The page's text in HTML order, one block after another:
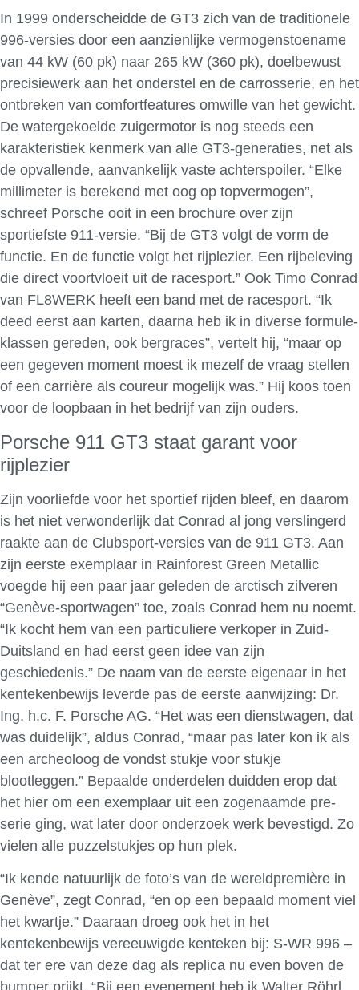
In 1999 onderscheidde de GT3 zich van de traditionele
996-versies door een aanzienlijke vermogenstoename
van 44 kW (60 pk) naar 265 kW (360 pk), doelbewust
precisiewerk aan het onderstel en de carrosserie, en het
ontbreken van comfortfeatures omwille van het gewicht.
De watergekoelde zuigermotor is nog steeds een
karakteristiek kenmerk van alle GT3-generaties, net als
de opvallende, aanvankelijk vaste achterspoiler. “Elke
millimeter is berekend met oog op topvermogen”,
schreef Porsche ooit in een brochure over zijn
sportiefste 911-versie. “Bij de GT3 volgt de vorm de
functie. En de functie volgt het rijplezier. Een rijbeleving
die direct voortvloeit uit de racesport.” Ook Timo Conrad
van FL8WERK heeft een band met de racesport. “Ik
deed eerst aan karten, daarna heb ik in diverse formule-
klassen gereden, ook bergraces”, vertelt hij, “maar op
een gegeven moment moest ik mezelf de vraag stellen
of een carrière als coureur mogelijk was.” Hij koos toen
voor de loopbaan in het bedrijf van zijn ouders.
Porsche 911 GT3 staat garant voor
rijplezier
Zijn voorliefde voor het sportief rijden bleef, en daarom
is het niet verwonderlijk dat Conrad al jong verslingerd
raakte aan de Clubsport-versies van de 911 GT3. Aan
zijn eerste exemplaar in Rainforest Green Metallic
voegde hij een paar jaar geleden de arctisch zilveren
“Genève-sportwagen” toe, zoals Conrad hem nu noemt.
“Ik kocht hem van een particuliere verkoper in Zuid-
Duitsland en had eerst geen idee van zijn
geschiedenis.” De naam van de eerste eigenaar in het
kentekenbewijs leverde pas de eerste aanwijzing: Dr.
Ing. h.c. F. Porsche AG. “Het was een dienstwagen, dat
was duidelijk”, aldus Conrad, “maar pas later kon ik als
een archeoloog de vondst stukje voor stukje
blootleggen.” Bepaalde onderdelen duidden erop dat
het hier om een exemplaar uit een zogenaamde pre-
serie ging, wat later door onderzoek werk bevestigd. Zo
vielen alle puzzelstukjes op hun plek.
“Ik kende natuurlijk de foto’s van de wereldpremière in
Genève”, zegt Conrad, “en op een bepaald moment viel
het kwartje.” Daaraan droeg ook het in het
kentekenbewijs vereeuwigde kenteken bij: S-WR 996 –
dat ter ere van deze dag als replica nu even boven de